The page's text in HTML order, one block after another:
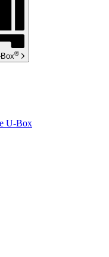
®
U-Box